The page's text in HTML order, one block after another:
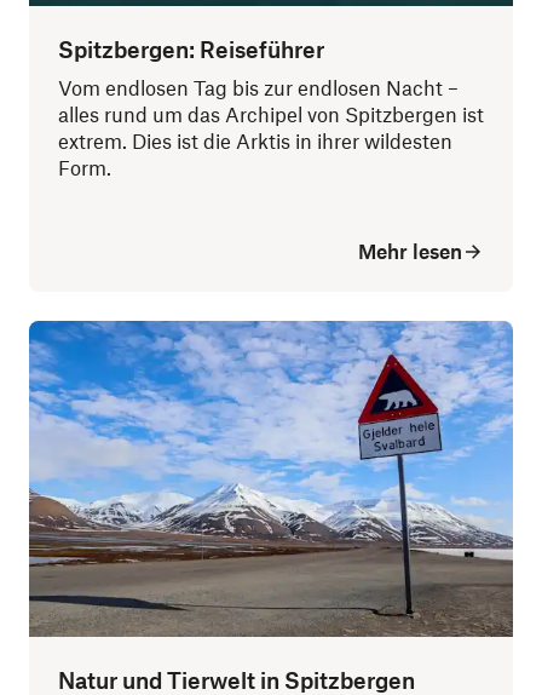
Spitzbergen: Reiseführer
Vom endlosen Tag bis zur endlosen Nacht –
alles rund um das Archipel von Spitzbergen ist
extrem. Dies ist die Arktis in ihrer wildesten
Form.
Mehr lesen
Natur und Tierwelt in Spitzbergen